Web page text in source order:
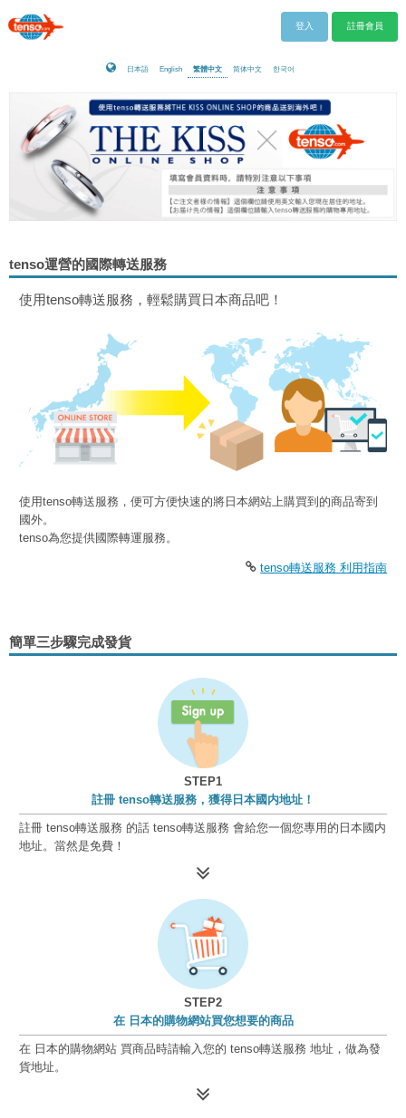
登入 註冊會員
日本語 English 繁體中文 简体中文 한국어
tenso運營的國際轉送服務
使用tenso轉送服務，輕鬆購買日本商品吧！
使用tenso轉送服務，便可方便快速的將日本網站上購買到的商品寄到
國外。
tenso為您提供國際轉運服務。
tenso轉送服務 利用指南
簡單三步驟完成發貨
STEP1
註冊 tenso轉送服務，獲得日本國内地址！
註冊 tenso轉送服務 的話 tenso轉送服務 會給您一個您專用的日本國内
地址。當然是免費！
STEP2
在 日本的購物網站買您想要的商品
在 日本的購物網站 買商品時請輸入您的 tenso轉送服務 地址，做為發
貨地址。